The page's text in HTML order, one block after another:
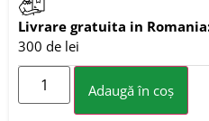
Livrare gratuita in
300 de lei
Adaugă în coș